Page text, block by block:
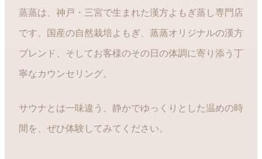
蒸蒸は、神戸・三宮で生まれた漢方よもぎ蒸し専門店
です。国産の自然栽培よもぎ、蒸蒸オリジナルの漢方
ブレンド、そしてお客様のその日の体調に寄り添う丁
寧なカウンセリング。
サウナとは一味違う、静かでゆっくりとした温めの時
間を、ぜひ体験してみてください。